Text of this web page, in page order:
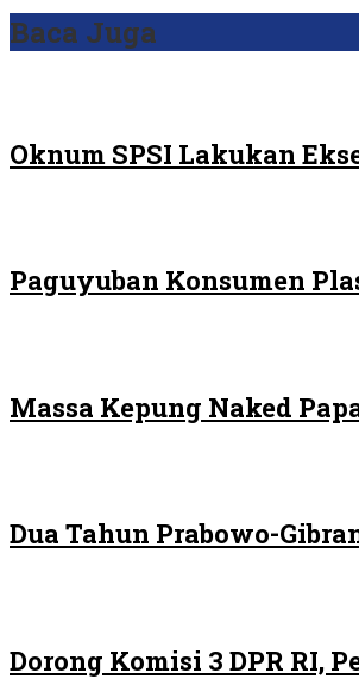
Baca Juga
Oknum SPSI Lakukan
Paguyuban Konsumen
Massa Kepung Naked
Dua Tahun Prabowo-
Dorong Komisi 3 DPR RI,